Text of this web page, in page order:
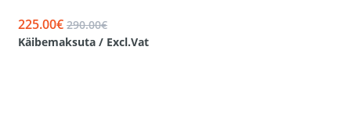
225.00€ 290.00€
Käibemaksuta / Excl.Vat